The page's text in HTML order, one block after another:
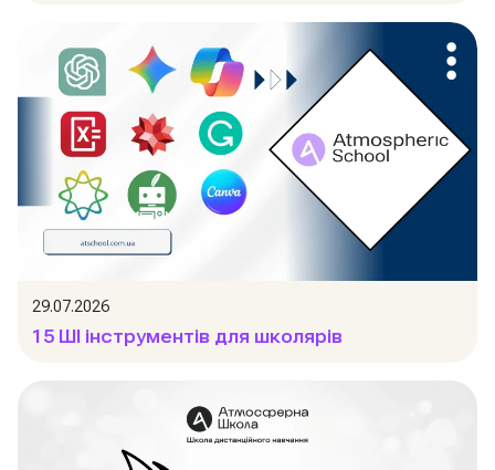
29.07.2026
15 ШІ інструментів для школярів